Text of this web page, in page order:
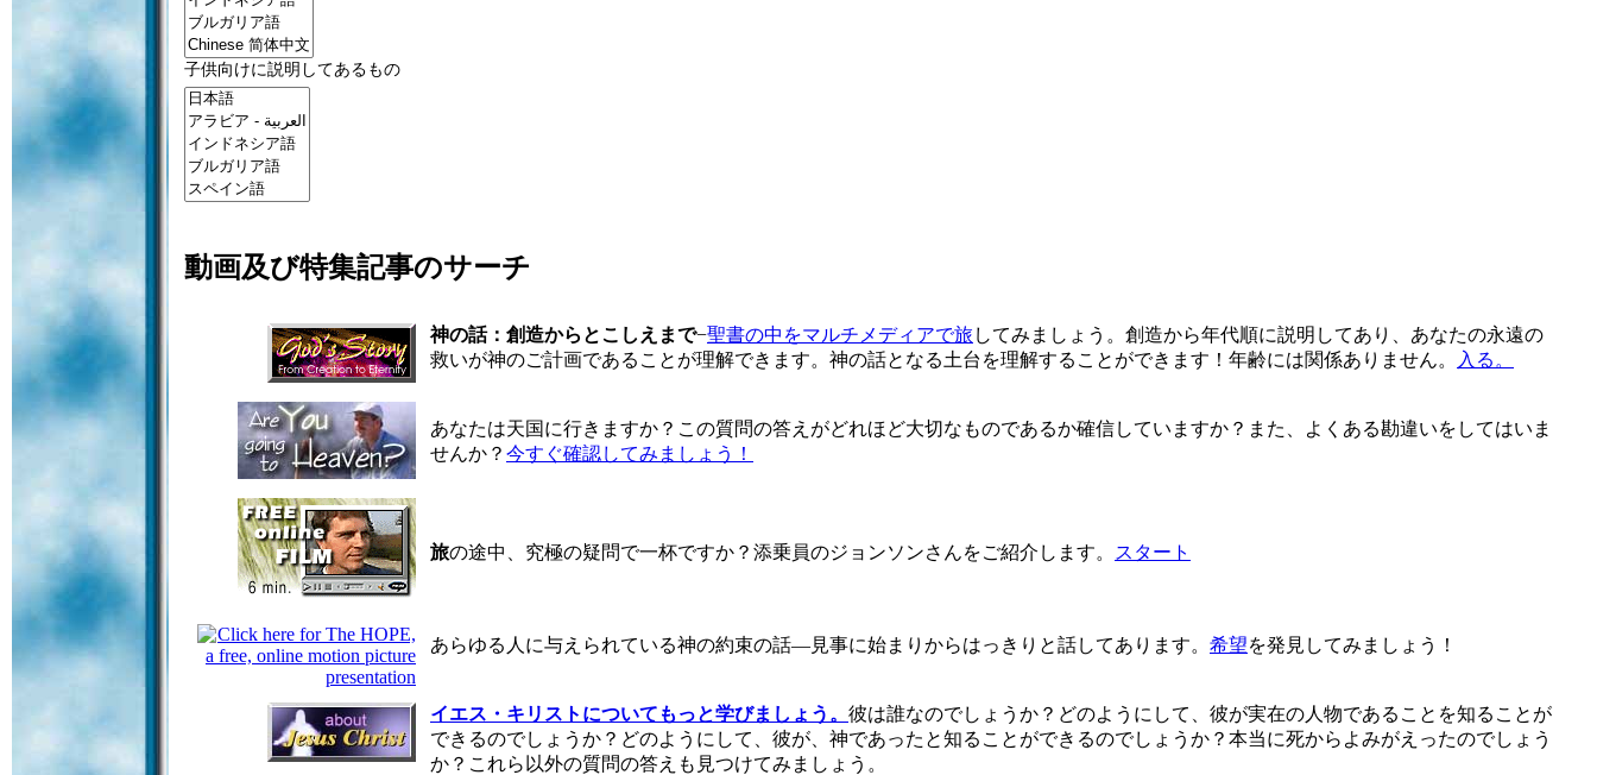
子供向けに説明してあるもの
動画及び特集記事のサーチ
神の話：創造からとこしえまで−聖書の中をマルチメディアで旅 してみましょう。創造から年代順に説明してあり、あなたの永遠の
救いが神のご計画であることが理解できます。神の話となる土台を理解することができます！年齢には関係ありません。
入る。
あなたは天国に行きますか？この質問の答えがどれほど大切なものであるか確信していますか？また、よくある勘違いをしてはいま
せんか？ 今すぐ確認してみましょう！
旅の途中、究極の疑問で一杯ですか？添乗員のジョンソンさんをご紹介します。 スタート
あらゆる人に与えられている神の約束の話—見事に始まりからはっきりと話してあります。 希望を発見してみましょう！
イエス・キリストについてもっと学びましょう。 彼は誰なのでしょうか？どのようにして、彼が実在の人物であることを知ることが
できるのでしょうか？どのようにして、彼が、神であったと知ることができるのでしょうか？本当に死からよみがえったのでしょう
か？これら以外の質問の答えも見つけてみましょう。